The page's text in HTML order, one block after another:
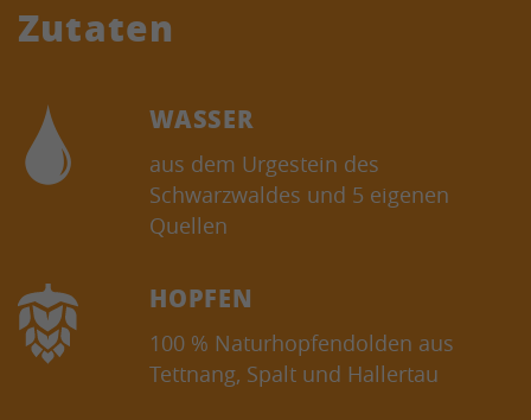
Zutaten
WASSER
aus dem Urgestein des
Schwarzwaldes und 5 eigenen
Quellen
HOPFEN
100 % Naturhopfendolden aus
Tettnang, Spalt und Hallertau